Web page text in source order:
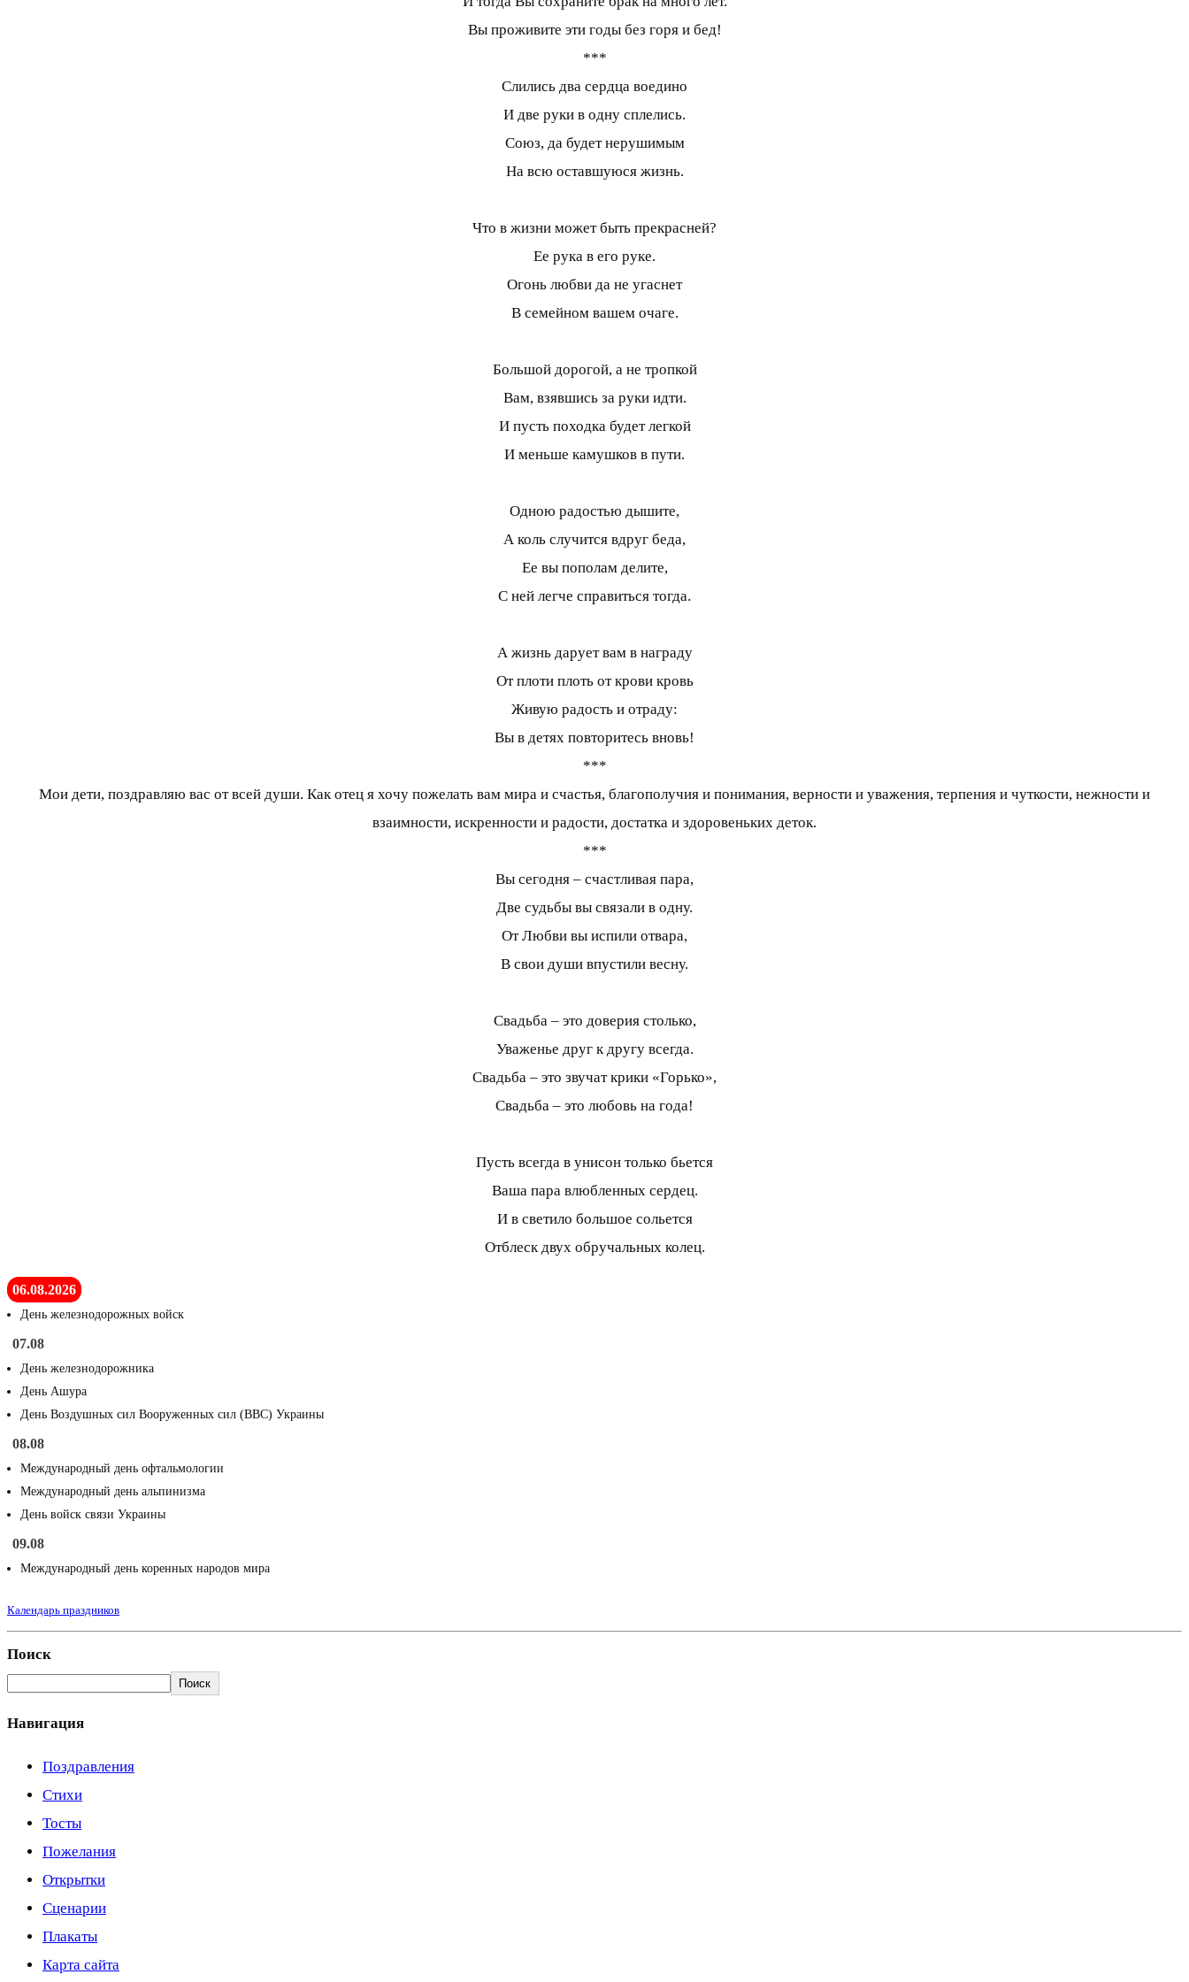
Вы проживите эти годы без горя и бед!
***
Слились два сердца воедино
И две руки в одну сплелись.
Союз, да будет нерушимым
На всю оставшуюся жизнь.
Что в жизни может быть прекрасней?
Ее рука в его руке.
Огонь любви да не угаснет
В семейном вашем очаге.
Большой дорогой, а не тропкой
Вам, взявшись за руки идти.
И пусть походка будет легкой
И меньше камушков в пути.
Одною радостью дышите,
А коль случится вдруг беда,
Ее вы пополам делите,
С ней легче справиться тогда.
А жизнь дарует вам в награду
От плоти плоть от крови кровь
Живую радость и отраду:
Вы в детях повторитесь вновь!
***
Мои дети, поздравляю вас от всей души. Как отец я хочу пожелать вам мира и счастья, благополучия и понимания, верности и уважения, терпения и чуткости, нежности и
взаимности, искренности и радости, достатка и здоровеньких деток.
***
Вы сегодня – счастливая пара,
Две судьбы вы связали в одну.
От Любви вы испили отвара,
В свои души впустили весну.
Свадьба – это доверия столько,
Уваженье друг к другу всегда.
Свадьба – это звучат крики «Горько»,
Свадьба – это любовь на года!
Пусть всегда в унисон только бьется
Ваша пара влюбленных сердец.
И в светило большое сольется
Отблеск двух обручальных колец.
06.08.2026
День железнодорожных войск
07.08
День железнодорожника
День Ашура
День Воздушных сил Вооруженных сил (ВВС) Украины
08.08
Международный день офтальмологии
Международный день альпинизма
День войск связи Украины
09.08
Международный день коренных народов мира
Календарь праздников
Поиск
Поиск
Навигация
Поздравления
Стихи
Тосты
Пожелания
Открытки
Сценарии
Плакаты
Карта сайта